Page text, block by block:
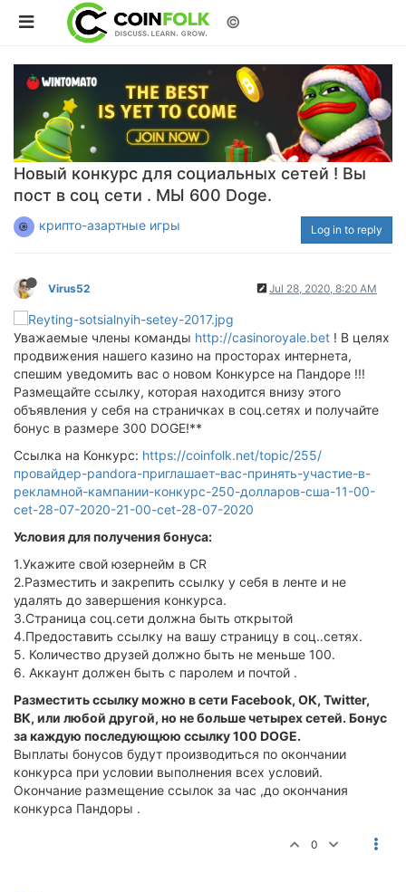
©
Новый конкурс для социальных сетей ! Вы
пост в соц сети . МЫ 600 Doge.
крипто-азартные игры Log in to reply
Virus52 Jul 28, 2020, 8:20 AM
Уважаемые члены команды http://casinoroyale.bet ! В целях
продвижения нашего казино на просторах интернета,
спешим уведомить вас о новом Конкурсе на Пандоре !!!
Размещайте ссылку, которая находится внизу этого
объявления у себя на страничках в соц.сетях и получайте
бонус в размере 300 DOGE!**
Ссылка на Конкурс: https://coinfolk.net/topic/255/
провайдер-pandora-приглашает-вас-принять-участие-в-
рекламной-кампании-конкурс-250-долларов-сша-11-00-
cet-28-07-2020-21-00-cet-28-07-2020
Условия для получения бонуса:
1.Укажите свой юзернейм в CR
2.Разместить и закрепить ссылку у себя в ленте и не
удалять до завершения конкурса.
3.Страница соц.сети должна быть открытой
4.Предоставить ссылку на вашу страницу в соц..сетях.
5. Количество друзей должно быть не меньше 100.
6. Аккаунт должен быть с паролем и почтой .
Разместить ссылку можно в сети Facebook, ОК, Twitter,
ВК, или любой другой, но не больше четырех сетей. Бонус
за каждую последующюю ссылку 100 DOGE.
Выплаты бонусов будут производиться по окончании
конкурса при условии выполнения всех условий.
Окончание размещение ссылок за час ,до окончания
конкурса Пандоры .
0